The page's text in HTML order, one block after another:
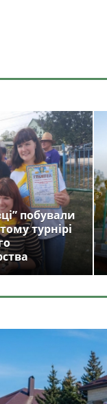
побували
турнірі